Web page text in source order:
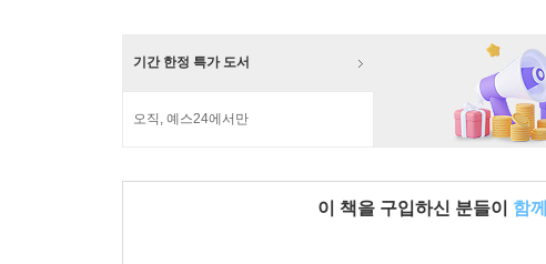
기간 한정 특가 도서
오직, 예스24에서만
이 책을 구입하신 분들이 함